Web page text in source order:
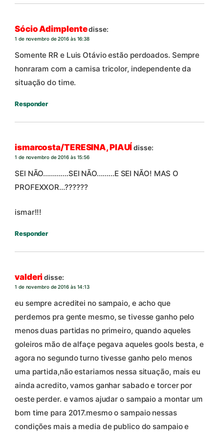
Sócio Adimplentedisse:
1 de novembro de 2016 às 16:38
Somente RR e Luis Otávio estão perdoados. Sempre
honraram com a camisa tricolor, independente da
situação do time.
Responder
ismarcosta/TERESINA, PIAUÍdisse:
1 de novembro de 2016 às 15:56
SEI NÃO………….SEI NÃO………E SEI NÃO! MAS O
PROFEXXOR…??????
ismar!!!
Responder
valderidisse:
1 de novembro de 2016 às 14:13
eu sempre acreditei no sampaio, e acho que
perdemos pra gente mesmo, se tivesse ganho pelo
menos duas partidas no primeiro, quando aqueles
goleiros mão de alfaçe pegava aqueles gools besta, e
agora no segundo turno tivesse ganho pelo menos
uma partida,não estariamos nessa situação, mais eu
ainda acredito, vamos ganhar sabado e torcer por
oeste perder. e vamos ajudar o sampaio a montar um
bom time para 2017.mesmo o sampaio nessas
condições mais a media de publico do sampaio e